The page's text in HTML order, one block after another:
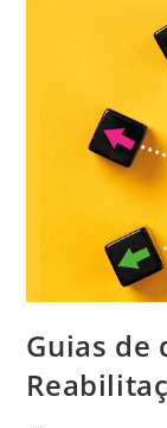
Guias de